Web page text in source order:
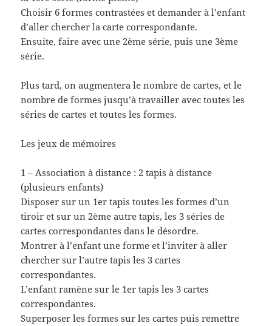
Choisir 6 formes contrastées et demander à l’enfant
d’aller chercher la carte correspondante.
Ensuite, faire avec une 2ème série, puis une 3ème
série.
Plus tard, on augmentera le nombre de cartes, et le
nombre de formes jusqu’à travailler avec toutes les
séries de cartes et toutes les formes.
Les jeux de mémoires
1 – Association à distance : 2 tapis à distance
(plusieurs enfants)
Disposer sur un 1er tapis toutes les formes d’un
tiroir et sur un 2ème autre tapis, les 3 séries de
cartes correspondantes dans le désordre.
Montrer à l’enfant une forme et l’inviter à aller
chercher sur l’autre tapis les 3 cartes
correspondantes.
L’enfant ramène sur le 1er tapis les 3 cartes
correspondantes.
Superposer les formes sur les cartes puis remettre